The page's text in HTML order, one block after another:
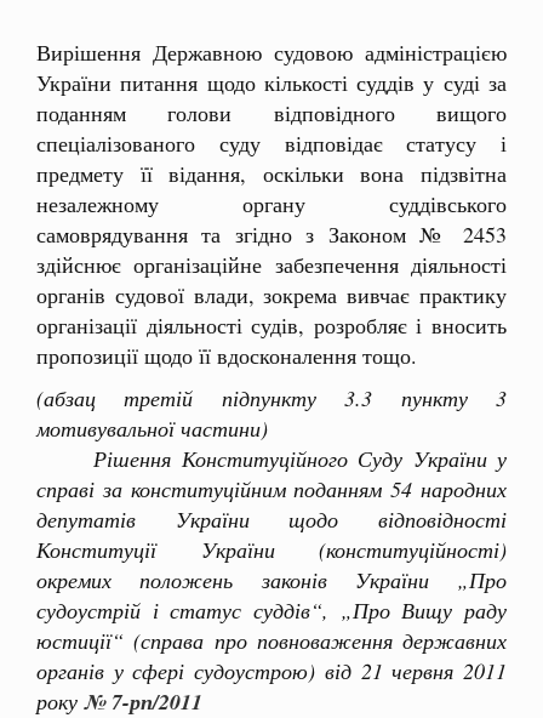
Вирішення Державною судовою адміністрацією
України питання щодо кількості суддів у суді за
поданням голови відповідного вищого
спеціалізованого суду відповідає статусу і
предмету її відання, оскільки вона підзвітна
незалежному органу суддівського
самоврядування та згідно з Законом № 2453
здійснює організаційне забезпечення діяльності
органів судової влади, зокрема вивчає практику
організації діяльності судів, розробляє і вносить
пропозиції щодо її вдосконалення тощо.
(абзац третій підпункту 3.3 пункту 3
мотивувальної частини)
Рішення Конституційного Суду України у
справі за конституційним поданням 54 народних
депутатів України щодо відповідності
Конституції України (конституційності)
окремих положень законів України „Про
судоустрій і статус суддів“, „Про Вищу раду
юстиції“ (справа про повноваження державних
органів у сфері судоустрою) від 21 червня 2011
року № 7-рп/2011